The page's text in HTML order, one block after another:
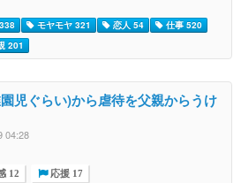
モヤモヤ 321 恋人 54
仕事 520
201
児ぐらい)から虐待を父親からうけ
04:28
12 応援 17